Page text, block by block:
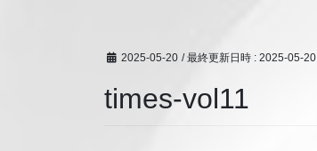
2025-05-20 / 最終更新日時 : 2025-05-20
times-vol11